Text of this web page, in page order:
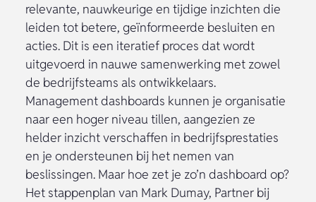
relevante, nauwkeurige en tijdige inzichten die
leiden tot betere, geïnformeerde besluiten en
acties. Dit is een iteratief proces dat wordt
uitgevoerd in nauwe samenwerking met zowel
de bedrijfsteams als ontwikkelaars.
Management dashboards kunnen je organisatie
naar een hoger niveau tillen, aangezien ze
helder inzicht verschaffen in bedrijfsprestaties
en je ondersteunen bij het nemen van
beslissingen. Maar hoe zet je zo’n dashboard op?
Het stappenplan van Mark Dumay, Partner bij